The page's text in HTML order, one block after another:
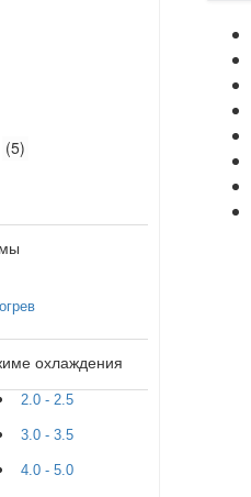
(5)
(30)
охлаждения
2.0 - 2.5
3.0 - 3.5
4.0 - 5.0